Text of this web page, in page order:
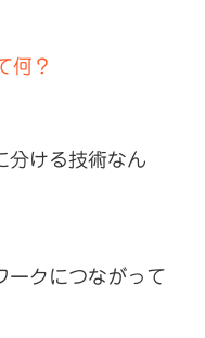
何？
分ける技術なん
ークにつながって